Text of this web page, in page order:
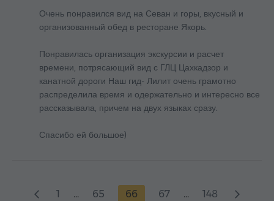
Очень понравился вид на Севан и горы, вкусный и
организованный обед в ресторане Якорь.
Понравилась организация экскурсии и расчет
времени, потрясающий вид с ГЛЦ Цахкадзор и
канатной дороги Наш гид- Лилит очень грамотно
распределила время и одержательно и интересно все
рассказывала, причем на двух языках сразу.
Спасибо ей большое)
1 ... 65 66 67 ... 148